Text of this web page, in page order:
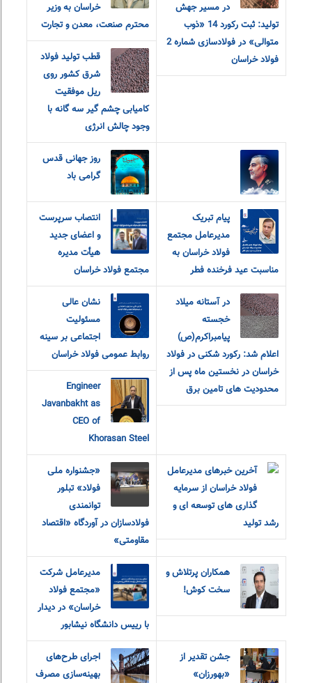
در مسیر جهش
تولید: ثبت رکورد 14 «ذوب
متوالی» در فولادسازی شماره 2
فولاد خراسان
خراسان به وزیر
محترم صنعت، معدن و تجارت
قطب تولید فولاد
شرق کشور روی
ریل موفقیت
کامیابی چشم گیر سه گانه با
وجود چالش انرژی
روز جهانی قدس
گرامی باد
پیام تبریک
مدیرعامل مجتمع
فولاد خراسان به
مناسبت عید فرخنده فطر
انتصاب سرپرست
و اعضای جدید
هیأت مدیره
مجتمع فولاد خراسان
در آستانه میلاد
خجسته
پیامبراکرم(ص)
اعلام شد: رکورد شکنی در فولاد
خراسان در نخستین ماه پس از
محدودیت های تامین برق
نشان عالی
مسئولیت
اجتماعی بر سینه
روابط عمومی فولاد خراسان
Engineer
Javanbakht as
CEO of
Khorasan Steel
آخرین خبرهای مدیرعامل
فولاد خراسان از سرمایه
گذاری های توسعه ای و
رشد تولید
«جشنواره ملی
فولاد» تبلور
توانمندی
فولادسازان در آوردگاه «اقتصاد
مقاومتی»
همکاران پرتلاش و
سخت کوش!
مدیرعامل شرکت
«مجتمع فولاد
خراسان» در دیدار
با رییس دانشگاه نیشابور
جشن تقدیر از
«بهورزان»
اجرای طرح‌های
بهینه‌سازی مصرف